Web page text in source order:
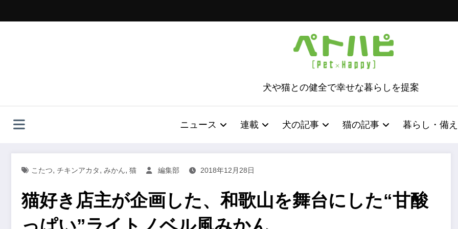
ッ
犬や猫との健全で幸せな暮らしを提案
ニュース 連載 犬の記事 猫の記事 暮らし・備え
こたつ, チキンアカタ, みかん, 猫 編集部 2018年12月28日
猫好き店主が企画した、和歌山を舞台にした“甘酸